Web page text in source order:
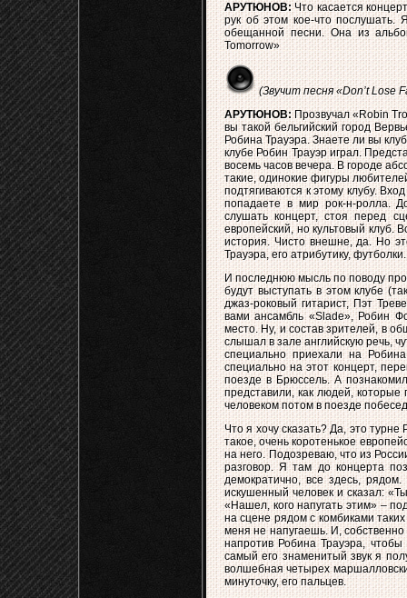
АРУТЮНОВ:Что касается
рук об этом кое-что
обещанной песни. Она из
Tomorrow»
(Звучит песня «Don’t Lose
АРУТЮНОВ:Прозвучал «Robin
вы такой бельгийский город
Робина Трауэра. Знаете ли вы
клубе Робин Трауэр играл.
восемь часов вечера. В городе
такие, одинокие фигуры
подтягиваются к этому клубу.
попадаете в мир рок-н-ролла.
слушать концерт, стоя перед
европейский, но культовый клуб.
история. Чисто внешне, да. Но
Трауэра, его атрибутику,
И последнюю мысль по поводу
будут выступать в этом клубе
джаз-роковый гитарист, Пэт
вами ансамбль «Slade», Робин
место. Ну, и состав зрителей, в
слышал в зале английскую речь,
специально приехали на
специально на этот концерт,
поезде в Брюссель. А
представили, как людей,
человеком потом в поезде
Что я хочу сказать? Да, это
такое, очень коротенькое
на него. Подозреваю, что из
разговор. Я там до концерта
демократично, все здесь,
искушенный человек и сказал:
«Нашел, кого напугать этим» –
на сцене рядом с комбиками
меня не напугаешь. И,
напротив Робина Трауэра, чтобы
самый его знаменитый звук я
волшебная четырех
минуточку, его пальцев.